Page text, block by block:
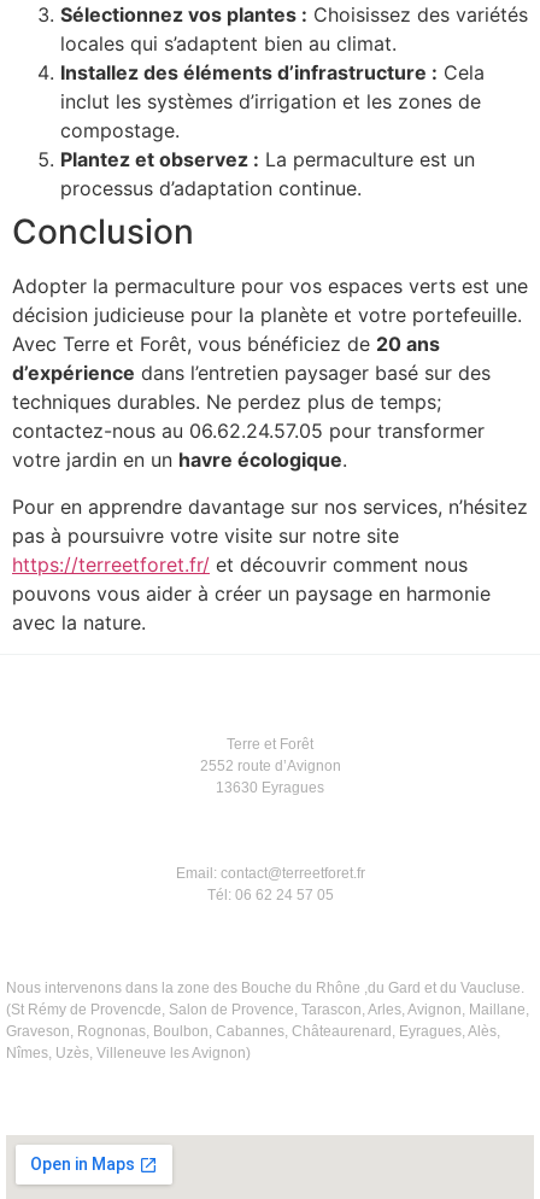
Sélectionnez vos plantes : Choisissez des variétés
locales qui s’adaptent bien au climat.
Installez des éléments d’infrastructure : Cela
inclut les systèmes d’irrigation et les zones de
compostage.
Plantez et observez : La permaculture est un
processus d’adaptation continue.
Conclusion
Adopter la permaculture pour vos espaces verts est une
décision judicieuse pour la planète et votre portefeuille.
Avec Terre et Forêt, vous bénéficiez de 20 ans
d’expérience dans l’entretien paysager basé sur des
techniques durables. Ne perdez plus de temps;
contactez-nous au 06.62.24.57.05 pour transformer
votre jardin en un havre écologique.
Pour en apprendre davantage sur nos services, n’hésitez
pas à poursuivre votre visite sur notre site
https://terreetforet.fr/ et découvrir comment nous
pouvons vous aider à créer un paysage en harmonie
avec la nature.
Terre et Forêt
2552 route d’Avignon
13630 Eyragues
Email: contact@terreetforet.fr
Tél: 06 62 24 57 05
Nous intervenons dans la zone des Bouche du Rhône ,du Gard et du Vaucluse.
(St Rémy de Provencde, Salon de Provence, Tarascon, Arles, Avignon, Maillane,
Graveson, Rognonas, Boulbon, Cabannes, Châteaurenard, Eyragues, Alès,
Nîmes, Uzès, Villeneuve les Avignon)